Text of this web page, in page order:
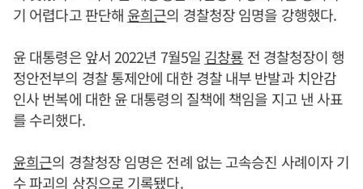
기 어렵다고 판단해 윤희근의 경찰청장 임명을 강행했다.
윤 대통령은 앞서 2022년 7월5일 김창룡 전 경찰청장이 행
정안전부의 경찰 통제안에 대한 경찰 내부 반발과 치안감
인사 번복에 대한 윤 대통령의 질책에 책임을 지고 낸 사표
를 수리했다.
윤희근의 경찰청장 임명은 전례 없는 고속승진 사례이자 기
수 파괴의 상징으로 기록됐다.